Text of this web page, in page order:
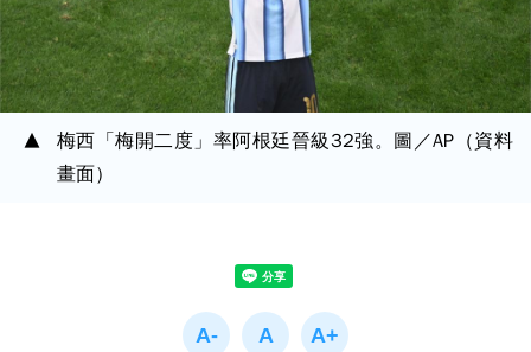
梅西「梅開二度」率阿根廷晉級32強。圖／AP（資料
畫面）